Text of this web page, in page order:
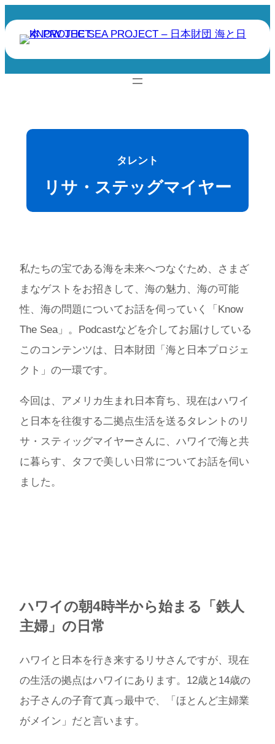
タレント
リサ・ステッグマイヤー
私たちの宝である海を未来へつなぐため、さまざ
まなゲストをお招きして、海の魅力、海の可能
性、海の問題についてお話を伺っていく「Know
The Sea」。Podcastなどを介してお届けしている
このコンテンツは、日本財団「海と日本プロジェ
クト」の一環です。
今回は、アメリカ生まれ日本育ち、現在はハワイ
と日本を往復する二拠点生活を送るタレントのリ
サ・スティッグマイヤーさんに、ハワイで海と共
に暮らす、タフで美しい日常についてお話を伺い
ました。
ハワイの朝4時半から始まる「鉄人
主婦」の日常
ハワイと日本を行き来するリサさんですが、現在
の生活の拠点はハワイにあります。12歳と14歳の
お子さんの子育て真っ最中で、「ほとんど主婦業
がメイン」だと言います。